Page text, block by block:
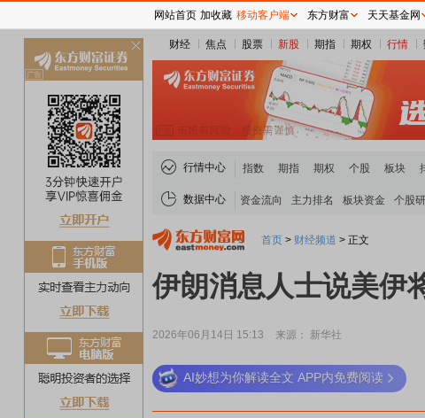
财经 焦点 股票 新股 期指 期权 行情
行情中心 指数 期指 期权 个股 板块
数据中心 资金流向 主力排名 板块资金 个股
首页 > 财经频道 > 正文
伊朗消息人士说美伊
2026年06月14日 15:13 来源： 新华社
AI妙想为你解读全文 APP内免费阅读
稀土板块领涨
网站首页 加收藏 移动客户端 东方财富 天天基金网
关